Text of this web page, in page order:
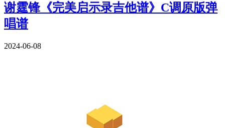
谢霆锋《完美启示录吉他谱》C调原版弹
唱谱
2024-06-08